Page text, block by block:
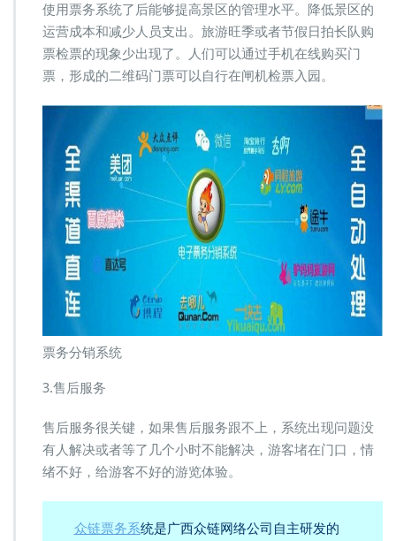
使用票务系统了后能够提高景区的管理水平。降低景区的
运营成本和减少人员支出。旅游旺季或者节假日拍长队购
票检票的现象少出现了。人们可以通过手机在线购买门
票，形成的二维码门票可以自行在闸机检票入园。
票务分销系统
3.售后服务
售后服务很关键，如果售后服务跟不上，系统出现问题没
有人解决或者等了几个小时不能解决，游客堵在门口，情
绪不好，给游客不好的游览体验。
众链票务系统是广西众链网络公司自主研发的